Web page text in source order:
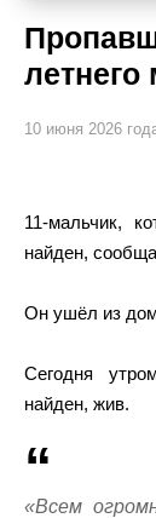
10 июня 2026
11-мальчик,
найден,
Он ушёл из
Сегодня
найден, жив.
«Всем